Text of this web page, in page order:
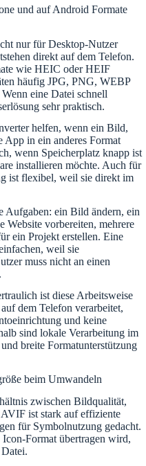
und auf Android Formate
nur für Desktop-Nutzer
direkt auf dem Telefon.
wie HEIC oder HEIF
häufig JPG, PNG, WEBP
eine Datei schnell
sehr praktisch.
helfen, wenn ein Bild,
App in ein anderes Format
wenn Speicherplatz knapp ist
installieren möchte. Auch für
ist flexibel, weil sie direkt im
Aufgaben: ein Bild ändern, ein
Website vorbereiten, mehrere
ein Projekt erstellen. Eine
weil sie
muss nicht an einen
ist diese Arbeitsweise
dem Telefon verarbeitet,
und keine
sind lokale Verarbeitung im
breite Formatunterstützung
beim Umwandeln
zwischen Bildqualität,
ist stark auf effiziente
für Symbolnutzung gedacht.
Format übertragen wird,